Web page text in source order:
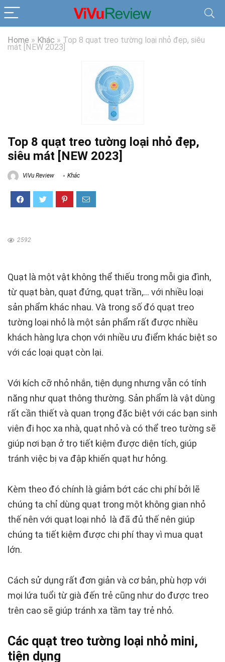
Home » Khác » Top 8 quạt treo tường loại nhỏ đẹp, siêu
mát [NEW 2023]
Top 8 quạt treo tường loại nhỏ đẹp,
siêu mát [NEW 2023]
ViVu Review Khác
2592
Quạt là một vật không thể thiếu trong mỗi gia đình,
từ quạt bàn, quạt đứng, quạt trần,… với nhiều loại
sản phẩm khác nhau. Và trong số đó quạt treo
tường loại nhỏ là một sản phẩm rất được nhiều
khách hàng lựa chọn với nhiều ưu điểm khác biệt so
với các loại quạt còn lại.
Với kích cỡ nhỏ nhắn, tiện dụng nhưng vẫn có tính
năng như quạt thông thường. Sản phẩm là vật dùng
rất cần thiết và quan trọng đặc biệt với các bạn sinh
viên đi học xa nhà, quạt nhỏ và có thể treo tường sẽ
giúp nơi bạn ở trọ tiết kiệm được diện tích, giúp
tránh việc bị va đập khiến quạt hư hỏng.
Kèm theo đó chính là giảm bớt các chi phí bởi lẽ
chúng ta chỉ dùng quạt trong một không gian nhỏ
thế nên với quạt loại nhỏ là đã đủ thế nên giúp
chúng ta tiết kiệm được chi phí thay vì mua quạt
lớn.
Cách sử dụng rất đơn giản và cơ bản, phù hợp với
mọi lứa tuổi từ già đến trẻ cũng như do được treo
trên cao sẽ giúp tránh xa tầm tay trẻ nhỏ.
Các quạt treo tường loại nhỏ mini,
tiện dụng